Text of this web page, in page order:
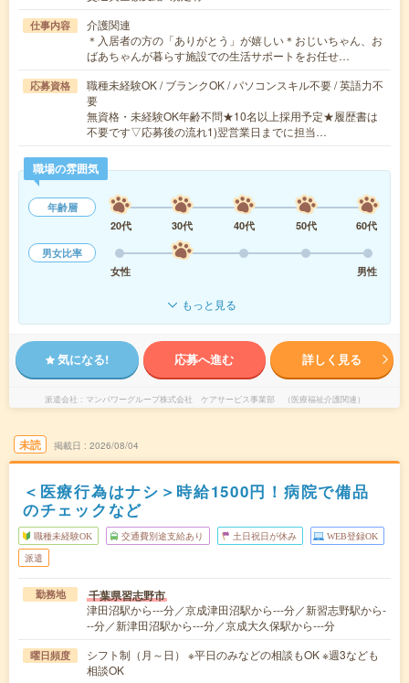
仕事内容
介護関連
＊入居者の方の「ありがとう」が嬉しい＊おじいちゃん、お
ばあちゃんが暮らす施設での生活サポートをお任せ…
応募資格
職種未経験OK / ブランクOK / パソコンスキル不要 / 英語力不
要
無資格・未経験OK年齢不問★10名以上採用予定★履歴書は
不要です▽応募後の流れ1)翌営業日までに担当…
職場の雰囲気
年齢層
20代
30代 40代 50代
60代
男女比率
女性
男性
もっと見る
気になる! 応募へ進む 詳しく見る
派遣会社 マンパワーグループ株式会社 ケアサービス事業部 （医療福祉介護関連）
未読 掲載日 2026/08/04
＜医療行為はナシ＞時給1500円！病院で備品
のチェックなど
職種未経験OK 交通費別途支給あり 土日祝日が休み WEB登録OK
派遣
勤務地 千葉県習志野市
津田沼駅から---分／京成津田沼駅から---分／新習志野駅から-
--分／新津田沼駅から---分／京成大久保駅から---分
曜日頻度
シフト制（月～日） ※平日のみなどの相談もOK ※週3なども
相談OK